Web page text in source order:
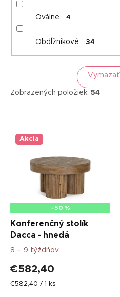
Oválne 4
Obdĺžnikové 34
Zobrazených položiek: 54
u
k
o
v
Akcia
–50 %
Konferenčný stolík
Dacca - hnedá
8 – 9 týždňov
€582,40
Jednotková
€582,40 / 1 ks